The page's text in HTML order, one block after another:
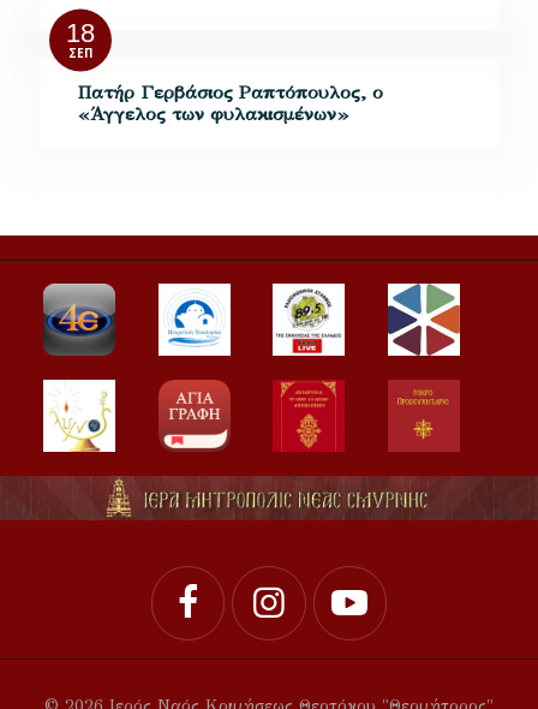
18
ΣΕΠ
Πατήρ Γερβάσιος Ραπτόπουλος, ο
«Άγγελος των φυλακισμένων»